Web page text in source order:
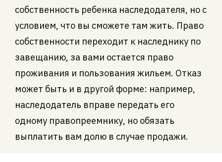
собственность ребенка наследодателя, но с
условием, что вы сможете там жить. Право
собственности переходит к наследнику по
завещанию, за вами остается право
проживания и пользования жильем. Отказ
может быть и в другой форме: например,
наследодатель вправе передать его
одному правопреемнику, но обязать
выплатить вам долю в случае продажи.